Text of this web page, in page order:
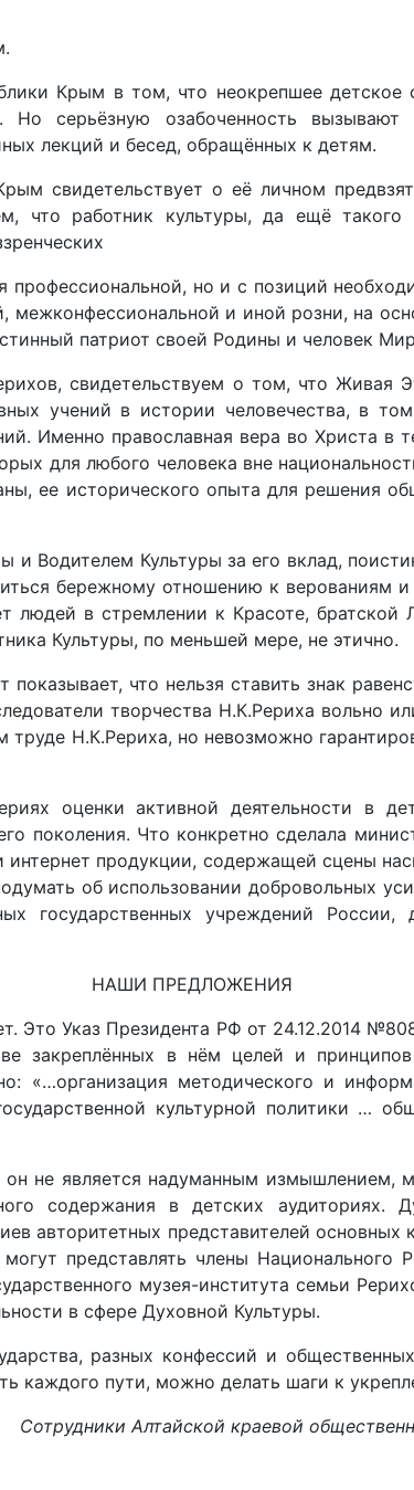
Крым в том, что неокрепшее детское
Но серьёзную озабоченность
лекций и бесед, обращённых к детям.
свидетельствует о её личном
что работник культуры, да ещё
но и с позиций
и иной розни, на
патриот своей Родины и человек
свидетельствуем о том, что Живая
учений в истории человечества, в
Именно православная вера во Христа в
для любого человека вне
ее исторического опыта для решения
Водителем Культуры за его вклад,
бережному отношению к верованиям
людей в стремлении к Красоте,
Культуры, по меньшей мере, не этично.
что нельзя ставить знак
творчества Н.К.Рериха вольно
Н.К.Рериха, но невозможно
оценки активной деятельности в
поколения. Что конкретно сделала
продукции, содержащей сцены
об использовании добровольных
государственных учреждений
НАШИ ПРЕДЛОЖЕНИЯ
Это Указ Президента РФ от 24.12.2014
закреплённых в нём целей и
«…организация методического и
культурной политики …
не является надуманным измышлением,
содержания в детских аудиториях.
авторитетных представителей
представлять члены Национального
музея-института семьи
в сфере Духовной Культуры.
разных конфессий и
каждого пути, можно делать шаги к
Сотрудники Алтайской краевой